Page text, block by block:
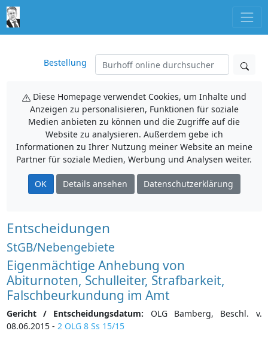
Bestellung
Diese Homepage verwendet Cookies, um Inhalte und
Anzeigen zu personalisieren, Funktionen für soziale
Medien anbieten zu können und die Zugriffe auf die
Website zu analysieren. Außerdem gebe ich
Informationen zu Ihrer Nutzung meiner Website an meine
Partner für soziale Medien, Werbung und Analysen weiter.
OK Details ansehen Datenschutzerklärung
Entscheidungen
StGB/Nebengebiete
Eigenmächtige Anhebung von
Abiturnoten, Schulleiter, Strafbarkeit,
Falschbeurkundung im Amt
Gericht / Entscheidungsdatum: OLG Bamberg, Beschl. v.
08.06.2015 - 2 OLG 8 Ss 15/15